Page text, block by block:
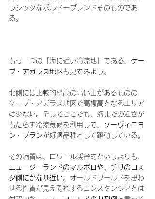
ラシックなボルドーブレンドそのものであ
る。
もう一つの「海に近い冷涼地」である、 ケー
プ・アガラス地区 も見てみよう。
北側には比較的標高の高い山があるものの、
ケープ・アガラス地区で高標高となるエリア
は少ない。そしてここでも、海までの近さが
もたらす冷涼気候を利用して、
ソーヴィニヨ
ン・ブランが好適品種として躍動している。
その酒質は、ロワール渓谷的というよりも、
ニュージーランドのマルボロや、チリのコス
タ側にかなり近い。オールドワールドを思わ
せる性質が見え隠れするコンスタンシアとは